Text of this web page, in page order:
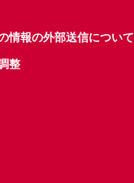
情報の外部送信について
整